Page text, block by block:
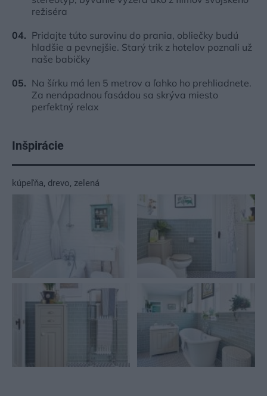
režiséra
Pridajte túto surovinu do prania, obliečky budú
hladšie a pevnejšie. Starý trik z hotelov poznali už
naše babičky
Na šírku má len 5 metrov a ľahko ho prehliadnete.
Za nenápadnou fasádou sa skrýva miesto
perfektný relax
Inšpirácie
kúpeľňa, drevo, zelená